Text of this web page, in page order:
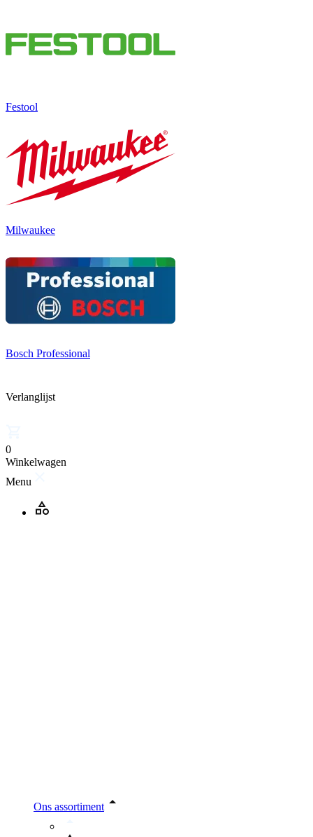
Festool
Milwaukee
Bosch Professional
Verlanglijst
0
Winkelwagen
Menu
Ons assortiment